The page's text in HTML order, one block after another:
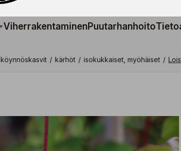
ViherrakentaminenPuutarhanhoito
köynnöskasvit / kärhöt / isokukkaiset, myöhäiset /